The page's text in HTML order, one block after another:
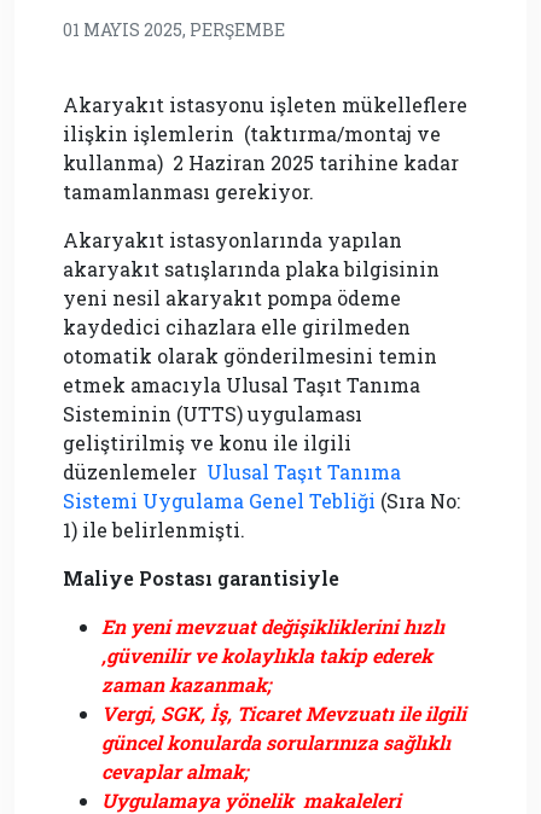
01 MAYIS 2025, PERŞEMBE
Akaryakıt istasyonu işleten mükelleflere
ilişkin işlemlerin (taktırma/montaj ve
kullanma) 2 Haziran 2025 tarihine kadar
tamamlanması gerekiyor.
Akaryakıt istasyonlarında yapılan
akaryakıt satışlarında plaka bilgisinin
yeni nesil akaryakıt pompa ödeme
kaydedici cihazlara elle girilmeden
otomatik olarak gönderilmesini temin
etmek amacıyla Ulusal Taşıt Tanıma
Sisteminin (UTTS) uygulaması
geliştirilmiş ve konu ile ilgili
düzenlemeler Ulusal Taşıt Tanıma
Sistemi Uygulama Genel Tebliği (Sıra No:
1) ile belirlenmişti.
Maliye Postası garantisiyle
En yeni mevzuat değişikliklerini hızlı
,güvenilir ve kolaylıkla takip ederek
zaman kazanmak;
Vergi, SGK, İş, Ticaret Mevzuatı ile ilgili
güncel konularda sorularınıza sağlıklı
cevaplar almak;
Uygulamaya yönelik makaleleri